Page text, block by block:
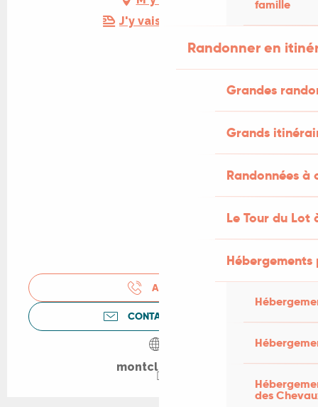
famille
Randonner en
Grandes
Grands
Randonnées
Le Tour du Lot
des
J'y vais en train !
APPELER
CONTACTEZ-NOUS
montclera.org